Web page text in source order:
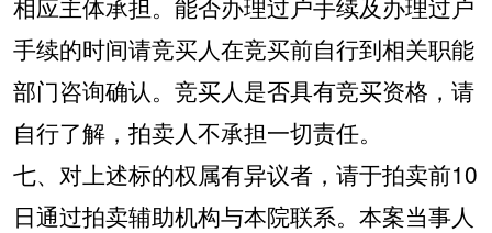
手续的时间请竞买人在竞买前自行到相关职能
部门咨询确认。竞买人是否具有竞买资格，请
自行了解，拍卖人不承担一切责任。
七、对上述标的权属有异议者，请于拍卖前10
日通过拍卖辅助机构与本院联系。本案当事人